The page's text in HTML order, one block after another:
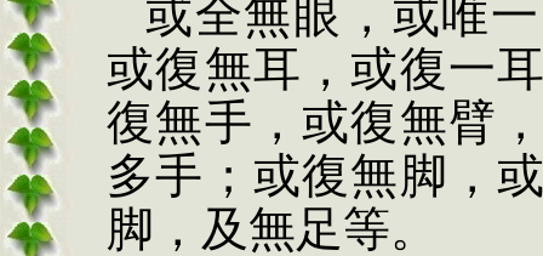
或全無眼，或唯
或復無耳，或復一
復無手，或復無臂
多手；或復無脚，
脚，及無足等。